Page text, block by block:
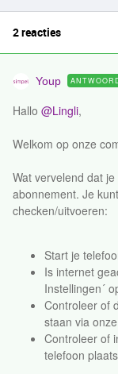
2 reacties
Youp
Hallo @Lingli,
Welkom op onze
Wat vervelend dat
abonnement. Je
checken/uitvoeren:
Start je
Is internet
Instellingen´
Controleer of
staan via onze
Controleer of
telefoon